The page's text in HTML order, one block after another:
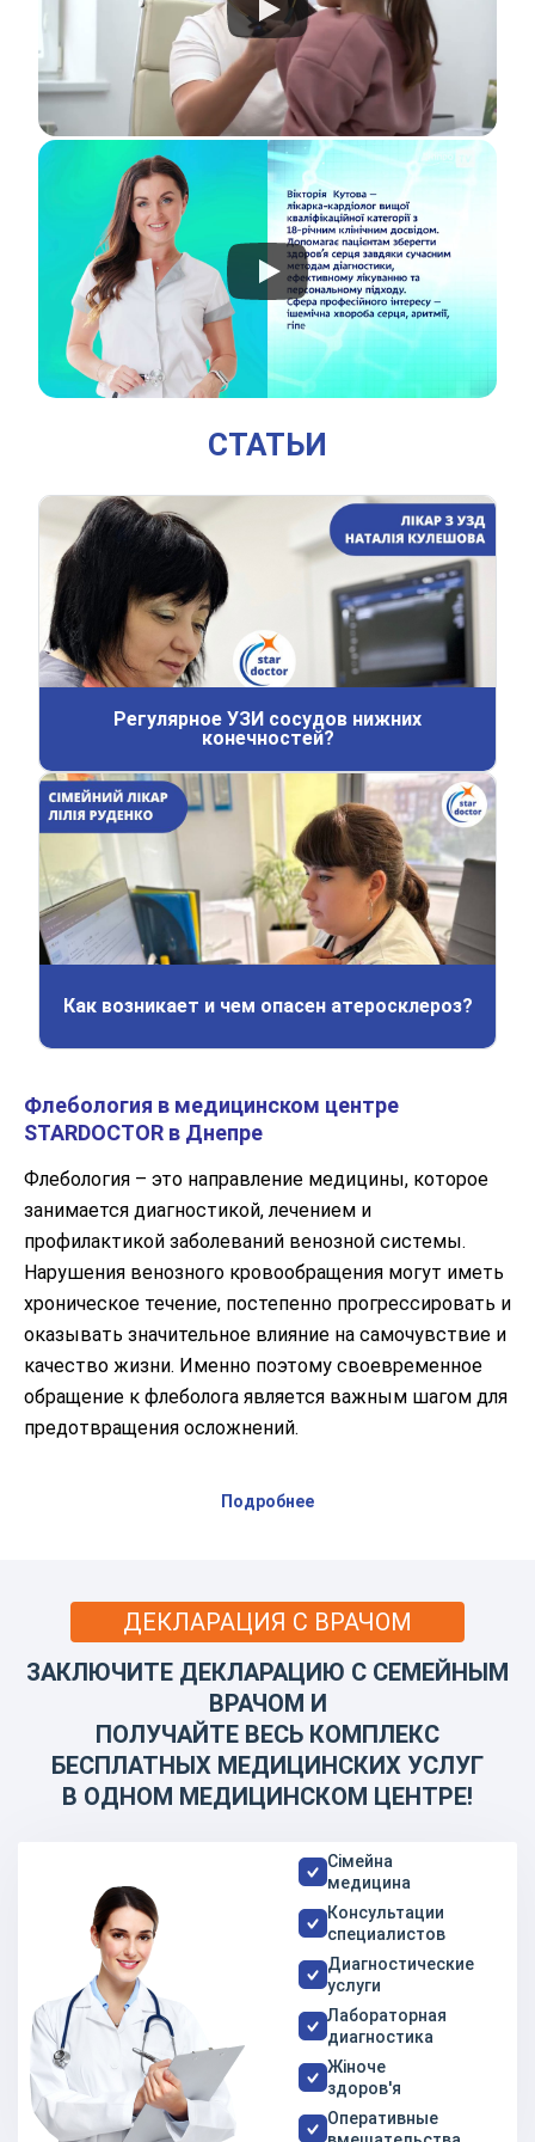
СТАТЬИ
Регулярное УЗИ сосудов нижних
конечностей?
Как возникает и чем опасен атеросклероз?
Флебология в медицинском центре
STARDOCTOR в Днепре
Флебология – это направление медицины, которое
занимается диагностикой, лечением и
профилактикой заболеваний венозной системы.
Нарушения венозного кровообращения могут иметь
хроническое течение, постепенно прогрессировать и
оказывать значительное влияние на самочувствие и
качество жизни. Именно поэтому своевременное
обращение к флеболога является важным шагом для
предотвращения осложнений.
флебология представлена ​​комплексным подходом –
пациента.
Какие заболевания лечит флебология?
Флебологическое направление охватывает широкий
спектр заболеваний вен, среди которых:
варикозное расширение вен нижних конечностей;
хроническая венозная недостаточность;
посттромбофлебитический синдром;
трофические язвы;
сосудистые звездочки (телеангиоэктазии).
Многие венозные заболевания развиваются
постепенно, а первые симптомы часто остаются без
внимания, поэтому профилактические осмотры
имеют большое значение.
Подробнее
ДЕКЛАРАЦИЯ С ВРАЧОМ
ЗАКЛЮЧИТЕ ДЕКЛАРАЦИЮ С СЕМЕЙНЫМ
ВРАЧОМ И
ПОЛУЧАЙТЕ ВЕСЬ КОМПЛЕКС
БЕСПЛАТНЫХ МЕДИЦИНСКИХ УСЛУГ
В ОДНОМ МЕДИЦИНСКОМ ЦЕНТРЕ!
Сімейна
медицина
Консультации
специалистов
Диагностические
услуги
Лабораторная
диагностика
Жіноче
здоров'я
Оперативные